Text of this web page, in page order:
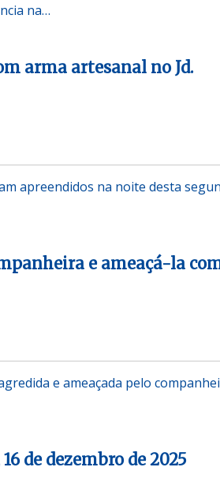
na…
arma artesanal no Jd.
apreendidos na noite desta
e ameaçá-la
e ameaçada pelo
de dezembro de 2025